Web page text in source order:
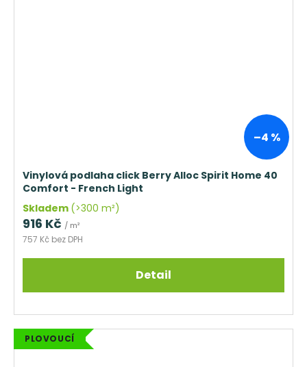
–4 %
Vinylová podlaha click Berry Alloc Spirit Home 40
Comfort - French Light
Skladem (>300 m²)
757 Kč bez DPH
916 Kč / m²
Detail
PLOVOUCÍ